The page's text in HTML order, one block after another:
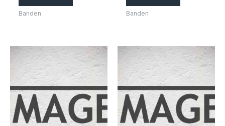
Banden Banden